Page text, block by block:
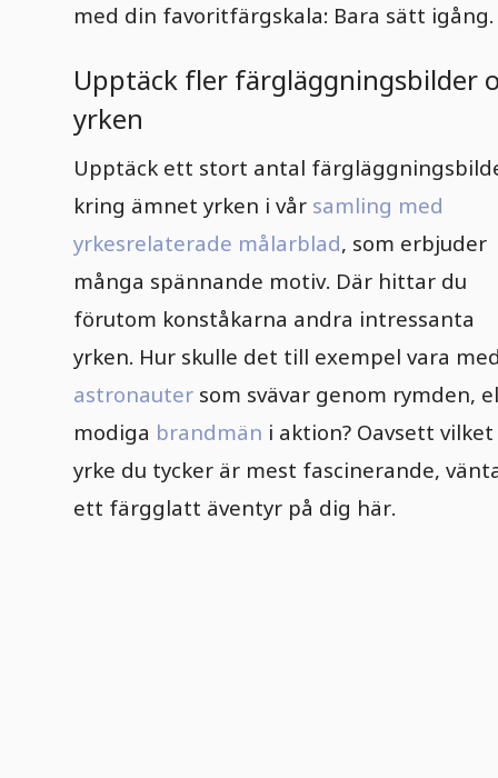
med din favoritfärgskala: Bara sätt igång.
Upptäck fler färgläggningsbilder
yrken
Upptäck ett stort antal
kring ämnet yrken i vår samling med
yrkesrelaterade målarblad, som erbjuder
många spännande motiv. Där hittar du
förutom konståkarna andra intressanta
yrken. Hur skulle det till exempel vara
astronauter som svävar genom rymden,
modiga brandmän i aktion? Oavsett vilket
yrke du tycker är mest fascinerande,
ett färgglatt äventyr på dig här.